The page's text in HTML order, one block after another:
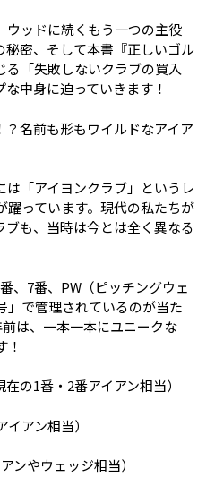
ウッドに続くもう一つの主役
秘密、そして本書『正しいゴル
る「失敗しないクラブの買入
中身に迫っていきます！
？名前も形もワイルドなアイア
「アイヨンクラブ」というレ
躍っています。現代の私たちが
ブも、当時は今とは全く異なる
、7番、PW（ピッチングウェ
」で管理されているのが当た
は、一本一本にユニークな
！
在の1番・2番アイアン相当）
イアン相当）
ンやウェッジ相当）